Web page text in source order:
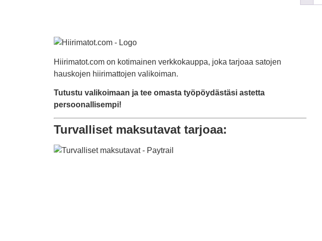
Hiirimatot.com on kotimainen verkkokauppa, joka tarjoaa satojen
hauskojen hiirimattojen valikoiman.
Tutustu valikoimaan ja tee omasta työpöydästäsi astetta
persoonallisempi!
Turvalliset maksutavat tarjoaa: